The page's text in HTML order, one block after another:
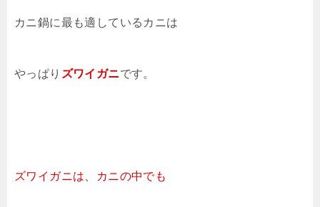
カニ鍋に最も適しているカニは
やっぱり ズワイガニです。
ズワイガニは、カニの中でも